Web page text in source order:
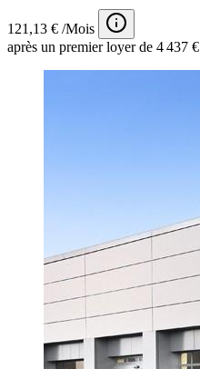
121,13 € /Mois
après un premier loyer de 4 437 €